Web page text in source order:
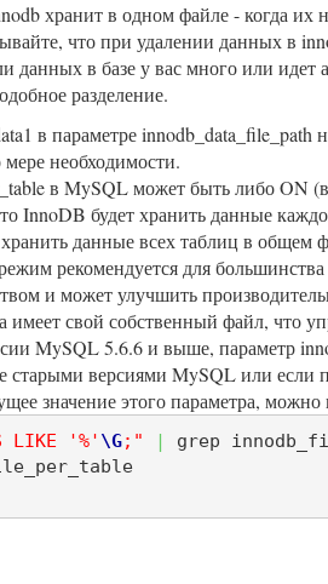
хранит в одном файле - когда их
что при удалении данных в
данных в базе у вас много или
разделение.
в параметре innodb_data_file_path
необходимости.
в MySQL может быть либо ON
InnoDB будет хранить данные
данные всех таблиц в общем
рекомендуется для
и может улучшить
имеет свой собственный файл, что
MySQL 5.6.6 и выше, параметр
старыми версиями MySQL или если
значение этого параметра,
LIKE '%' \G;" | grep